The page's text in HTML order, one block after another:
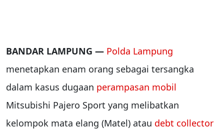
BANDAR LAMPUNG — Polda Lampung
menetapkan enam orang sebagai tersangka
dalam kasus dugaan perampasan mobil
Mitsubishi Pajero Sport yang melibatkan
kelompok mata elang (Matel) atau debt collector